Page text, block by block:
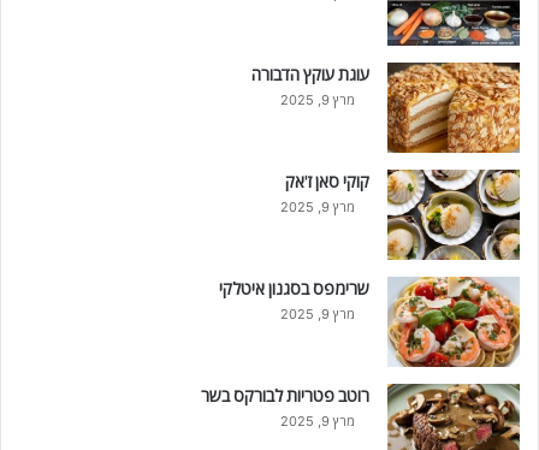
עוגת עוקץ הדבורה
מרץ 9, 2025
קוקי סאן ז'אק
מרץ 9, 2025
שרימפס בסגנון איטלקי
מרץ 9, 2025
רוטב פטריות לבורקס בשר
מרץ 9, 2025